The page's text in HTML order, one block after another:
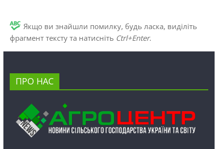
Якщо ви знайшли помилку, будь ласка, виділіть
фрагмент тексту та натисніть Ctrl+Enter.
ПРО НАС